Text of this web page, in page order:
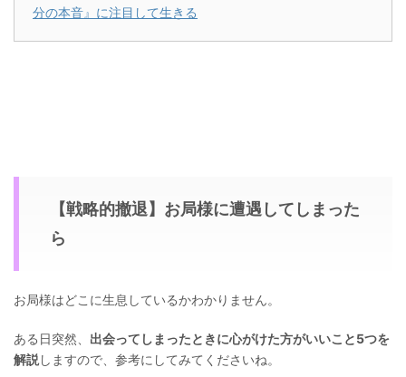
分の本音』に注目して生きる
【戦略的撤退】お局様に遭遇してしまった
ら
お局様はどこに生息しているかわかりません。
ある日突然、 出会ってしまったときに心がけた方がいいこと5つを
解説しますので、参考にしてみてくださいね。